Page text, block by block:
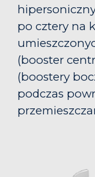
po cztery na
(booster
(boostery
podczas